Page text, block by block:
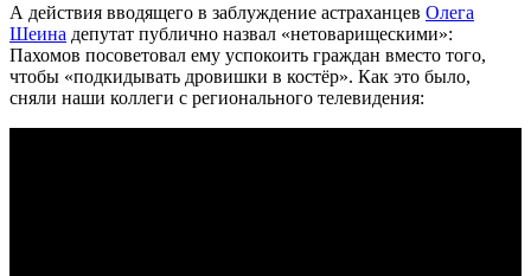
А действия вводящего в заблуждение астраханцев Олега
Шеина депутат публично назвал «нетоварищескими»:
Пахомов посоветовал ему успокоить граждан вместо того,
чтобы «подкидывать дровишки в костёр». Как это было,
сняли наши коллеги с регионального телевидения: